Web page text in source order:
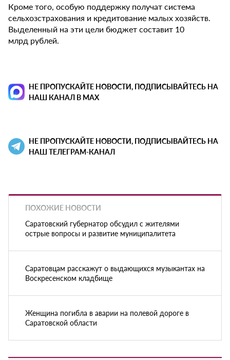
Кроме того, особую поддержку получат система
сельхозстрахования и кредитование малых хозяйств.
Выделенный на эти цели бюджет составит 10
млрд рублей.
НЕ ПРОПУСКАЙТЕ НОВОСТИ, ПОДПИСЫВАЙТЕСЬ НА
НАШ КАНАЛ В MAX
НЕ ПРОПУСКАЙТЕ НОВОСТИ, ПОДПИСЫВАЙТЕСЬ НА
НАШ ТЕЛЕГРАМ-КАНАЛ
ПОХОЖИЕ НОВОСТИ
Саратовский губернатор обсудил с жителями
острые вопросы и развитие муниципалитета
Саратовцам расскажут о выдающихся музыкантах на
Воскресенском кладбище
Женщина погибла в аварии на полевой дороге в
Саратовской области